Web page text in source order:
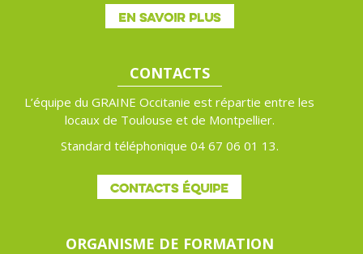
EN SAVOIR PLUS
CONTACTS
L’équipe du GRAINE Occitanie est répartie entre les
locaux de Toulouse et de Montpellier.
Standard téléphonique 04 67 06 01 13.
CONTACTS ÉQUIPE
ORGANISME DE FORMATION